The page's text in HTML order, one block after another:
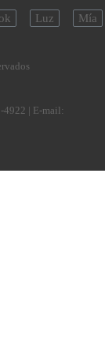
Luz Mía
4922 | E-mail: